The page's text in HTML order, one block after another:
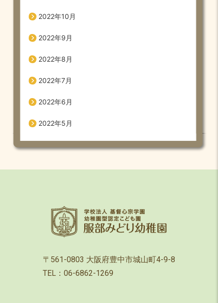
2022年10月
2022年9月
2022年8月
2022年7月
2022年6月
2022年5月
〒561-0803 大阪府豊中市城山町4-9-8
TEL：06-6862-1269